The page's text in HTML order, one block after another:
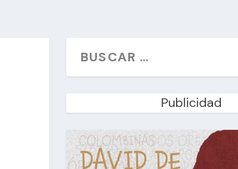
Publicidad